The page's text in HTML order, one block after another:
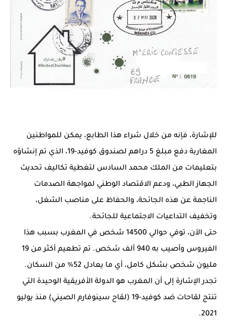
للإشارة، فإنه من خلال شراء هذا الطابع، يمكن للمواطنين
المغاربة دفع مبلغ 5 دراهم لصندوق كوفيد-19، الذي تم إنشاؤه
بتعليمات من الملك محمد السادس لتغطية تكاليف تحديث
الجهاز الطبي، ودعم الاقتصاد الوطني لمواجهة الصدمات
الناجمة عن هذه الجائحة، والحفاظ على مناصب الشغل،
وتخفيف التداعيات الاجتماعية للجائحة.
حتى الآن، توفي حوالي 14500 شخص في المغرب بسبب هذا
الفيروس وأصيب به 940 ألف شخص. تم تطعيم أكثر من 19
مليون شخص بشكل كامل، أي ما يعادل 52% من السكان.
تجدر الإشارة إلى أن المغرب هو الدولة الأفريقية الوحيدة التي
تنتج لقاحات ضد كوفيد-19 (لقاح سينوفارم الصيني) منذ يوليو
2021.